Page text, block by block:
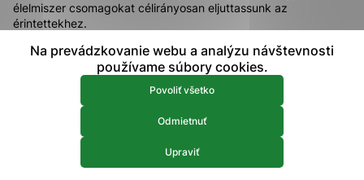
élelmiszer csomagokat célirányosan eljuttassunk az
érintettekhez.
épületében adhatják le minden nap 24 órában, legfőképpen
nem romlandó, tartós élelmiszerekre lenne szükség, amelyek
könnyen elkészíthetők és fogyaszthatók ( pástétomok, instant
levesek, konzervek, kekszek…). Már jelentkeztek fuvarozók,
akik készek segíteni, célba juttatni az adományokat.
A további felajánlásokat az info@komarno.sk e-mail címen
lehet jelezni. Komárom megtesz mindent azért, hogy segítsük a
bajba jutottakat.
Na prevádzkovanie webu a analýzu návštevnosti
používame súbory cookies.
Povoliť všetko
Odmietnuť
Upraviť
Uložiť nastavenia
Viac informácií